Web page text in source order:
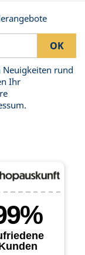
Neuigkeiten rund
Ihr